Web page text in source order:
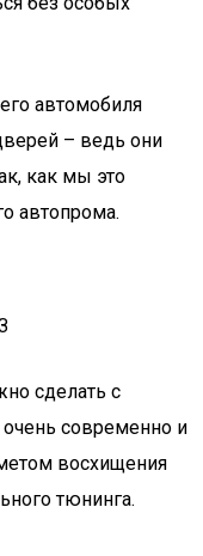
автомобиля
– ведь они
как мы это
автопрома.
сделать с
современно и
восхищения
тюнинга.